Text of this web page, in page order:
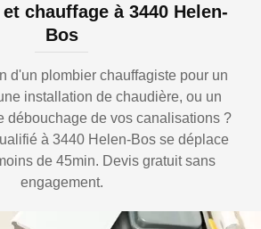
chauffage à 3440 Helen-
Bos
d'un plombier chauffagiste pour un
installation de chaudière, ou un
débouchage de vos canalisations ?
à 3440 Helen-Bos se déplace
de 45min. Devis gratuit sans
engagement.